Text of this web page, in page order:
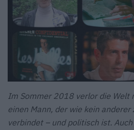
Im Sommer 2018 verlor die Welt
einen Mann, der wie kein anderer
verbindet – und politisch ist.